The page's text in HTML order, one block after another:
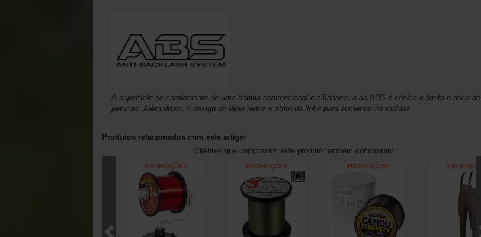
A superfície de enrolamento de uma bobina convencional é cilíndrica, a do ABS é cônica e limita o risco de
perucas. Além disso, o design do lábio reduz o atrito da linha para aumentar os moldes.
Produtos relacionados com este artigo:
Clientes que compraram este produto também compraram :